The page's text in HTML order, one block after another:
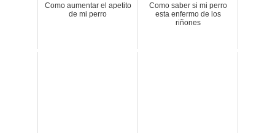
Como aumentar el apetito
de mi perro
Como saber si mi perro
esta enfermo de los
riñones